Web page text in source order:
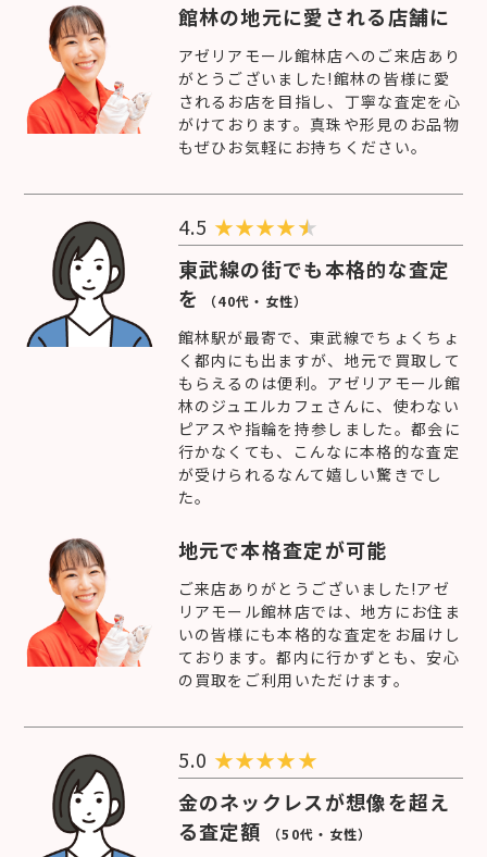
館林の地元に愛される店舗に
アゼリアモール館林店へのご来店あり
がとうございました!館林の皆様に愛
されるお店を目指し、丁寧な査定を心
がけております。真珠や形見のお品物
もぜひお気軽にお持ちください。
4.5 ★★★★
東武線の街でも本格的な査定
を
（40代・女性）
館林駅が最寄で、東武線でちょくちょ
く都内にも出ますが、地元で買取して
もらえるのは便利。アゼリアモール館
林のジュエルカフェさんに、使わない
ピアスや指輪を持参しました。都会に
行かなくても、こんなに本格的な査定
が受けられるなんて嬉しい驚きでし
た。
地元で本格査定が可能
ご来店ありがとうございました!アゼ
リアモール館林店では、地方にお住ま
いの皆様にも本格的な査定をお届けし
ております。都内に行かずとも、安心
の買取をご利用いただけます。
5.0 ★★★★★
金のネックレスが想像を超え
る査定額
（50代・女性）